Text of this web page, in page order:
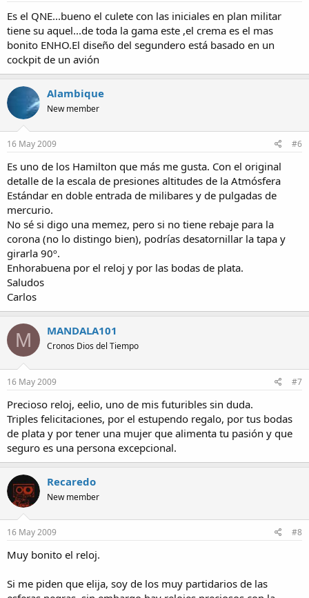
Es el QNE...bueno el culete con las iniciales en plan militar
tiene su aquel...de toda la gama este ,el crema es el mas
bonito ENHO.El diseño del segundero está basado en un
cockpit de un avión
Alambique
New member
16 May 2009 #6
Es uno de los Hamilton que más me gusta. Con el original
detalle de la escala de presiones altitudes de la Atmósfera
Estándar en doble entrada de milibares y de pulgadas de
mercurio.
No sé si digo una memez, pero si no tiene rebaje para la
corona (no lo distingo bien), podrías desatornillar la tapa y
girarla 90º.
Enhorabuena por el reloj y por las bodas de plata.
Saludos
Carlos
M MANDALA101
Cronos Dios del Tiempo
16 May 2009 #7
Precioso reloj, eelio, uno de mis futuribles sin duda.
Triples felicitaciones, por el estupendo regalo, por tus bodas
de plata y por tener una mujer que alimenta tu pasión y que
seguro es una persona excepcional.
Recaredo
New member
16 May 2009 #8
Muy bonito el reloj.
Si me piden que elija, soy de los muy partidarios de las